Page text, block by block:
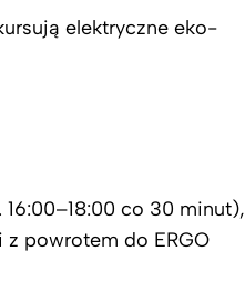
elektryczne eko-
co 30 minut),
powrotem do ERGO